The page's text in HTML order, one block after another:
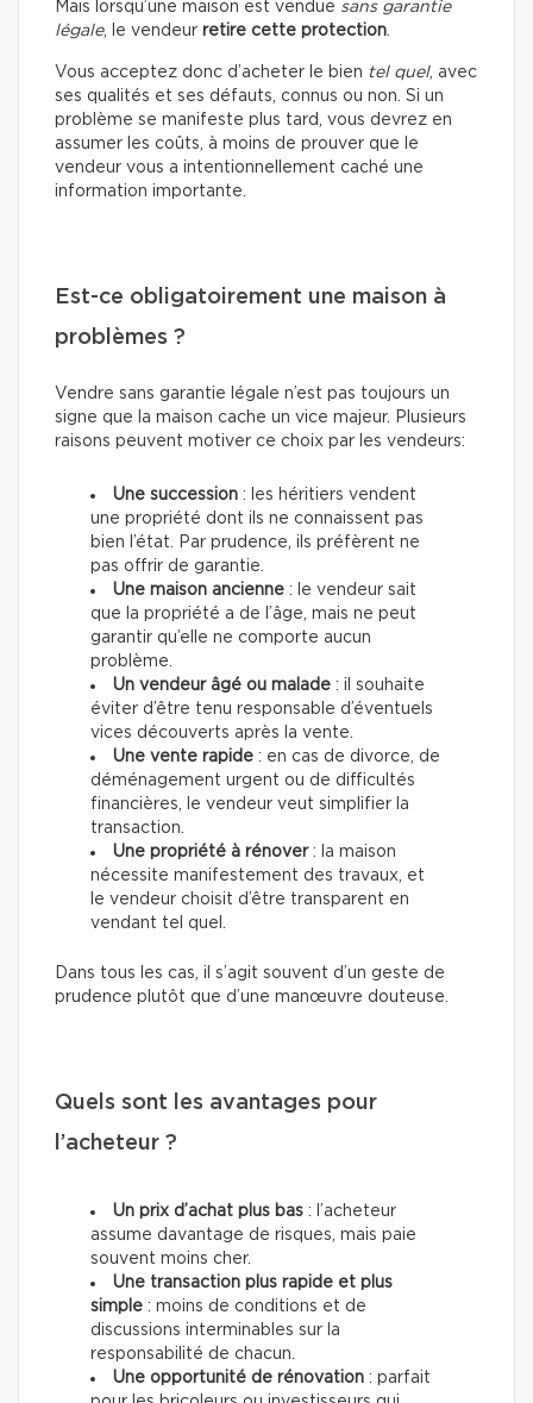
Mais lorsqu’une maison est vendue sans garantie
légale, le vendeur retire cette protection
Vous acceptez donc d’acheter le bien tel quel, avec
ses qualités et ses défauts, connus ou non. Si un
problème se manifeste plus tard, vous devrez en
assumer les coûts, à moins de prouver que le
vendeur vous a intentionnellement caché une
information importante.
Est-ce obligatoirement une maison à
problèmes ?
Vendre sans garantie légale n’est pas toujours un
signe que la maison cache un vice majeur. Plusieurs
raisons peuvent motiver ce choix par les vendeurs:
Une succession : les héritiers vendent
une propriété dont ils ne connaissent pas
bien l’état. Par prudence, ils préfèrent ne
pas offrir de garantie.
Une maison ancienne : le vendeur sait
que la propriété a de l’âge, mais ne peut
garantir qu’elle ne comporte aucun
problème.
Un vendeur âgé ou malade : il souhaite
éviter d’être tenu responsable d’éventuels
vices découverts après la vente.
Une vente rapide : en cas de divorce, de
déménagement urgent ou de difficultés
financières, le vendeur veut simplifier la
transaction.
Une propriété à rénover: la maison
nécessite manifestement des travaux, et
le vendeur choisit d’être transparent en
vendant tel quel.
Dans tous les cas, il s’agit souvent d’un geste de
prudence plutôt que d’une manœuvre douteuse.
Quels sont les avantages pour
l’acheteur ?
Un prix d’achat plus bas : l’acheteur
assume davantage de risques, mais paie
souvent moins cher.
Une transaction plus rapide et plus
simple : moins de conditions et de
discussions interminables sur la
responsabilité de chacun.
Une opportunité de rénovation : parfait